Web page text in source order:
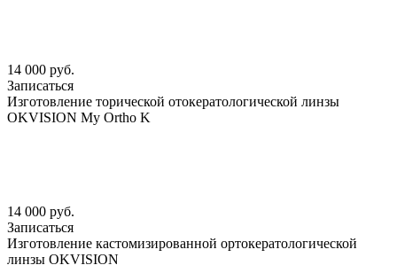
14 000 руб.
Записаться
Изготовление торической отокератологической линзы
OKVISION My Ortho K
14 000 руб.
Записаться
Изготовление кастомизированной ортокератологической
линзы OKVISION